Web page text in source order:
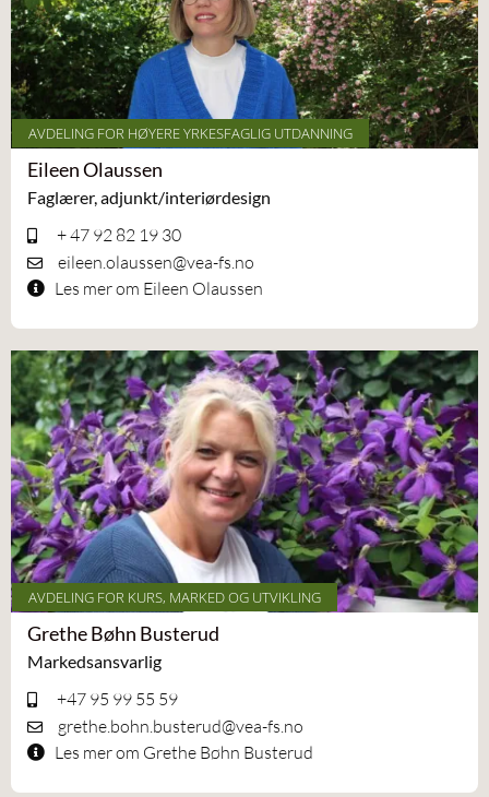
AVDELING FOR HØYERE YRKESFAGLIG UTDANNING
Eileen Olaussen
Faglærer, adjunkt/interiørdesign
+ 47 92 82 19 30
eileen.olaussen@vea-fs.no
Les mer om Eileen Olaussen
AVDELING FOR KURS, MARKED OG UTVIKLING
Grethe Bøhn Busterud
Markedsansvarlig
+47 95 99 55 59
grethe.bohn.busterud@vea-fs.no
Les mer om Grethe Bøhn Busterud